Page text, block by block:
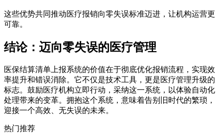
这些优势共同推动医疗报销向零失误标准迈进，让机构运营更
可靠。
结论：迈向零失误的医疗管理
医保结算清单上报系统的价值在于彻底优化报销流程，实现效
率提升和错误消除。它不仅是技术工具，更是医疗管理升级的
标志。鼓励医疗机构立即行动，采纳这一系统，以体验自动化
处理带来的变革。拥抱这个系统，意味着告别旧时代的繁琐，
迎接一个高效、无失误的未来。
热门推荐